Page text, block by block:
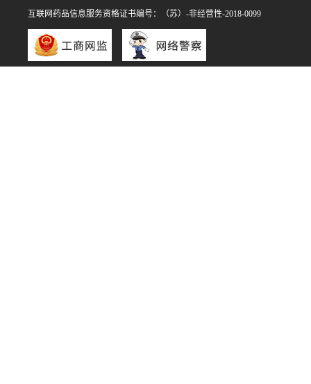
互联网药品信息服务资格证书编号：（苏）-非经营性-2018-0099